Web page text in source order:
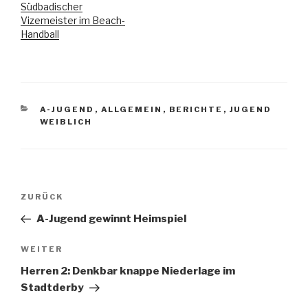
Südbadischer
Vizemeister im Beach-
Handball
A-JUGEND , ALLGEMEIN , BERICHTE , JUGEND
WEIBLICH
ZURÜCK
A-Jugend gewinnt Heimspiel
WEITER
Herren 2: Denkbar knappe Niederlage im
Stadtderby